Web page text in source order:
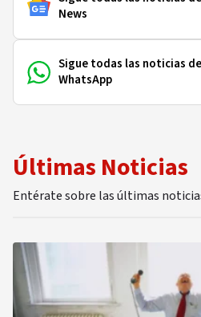
News
Sigue todas las noticias
WhatsApp